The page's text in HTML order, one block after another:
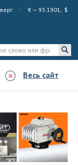
€ — 93.1901, $
Весь сайт